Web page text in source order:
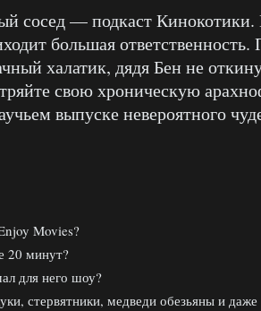
сосед — подкаст
большая ответственность.
халатик, дядя Бен не
свою хроническую
выпуске невероятного
Movies?
20 минут?
для него шоу?
стервятники, медведи обезьяны и